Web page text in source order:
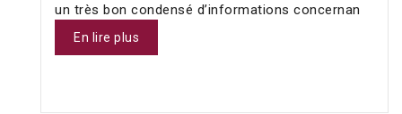
un très bon condensé d’informations concernan
En lire plus